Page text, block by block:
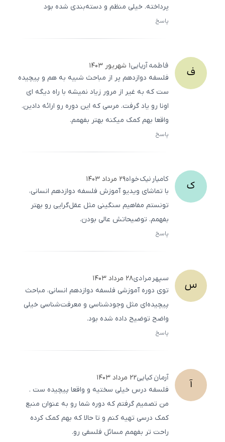
پرداخته. خیلی منظم و دسته‌بندی شده بود
پاسخ
ف فاطمهآریایی۱ شهریور ۱۴۰۳
فلسفه دوازدهم پر از مباحث شبیه به هم و پیچیده
ست که به غیر از مرور زیاد نمیشه با راه دیگه ای
اونا رو یاد گرفت. مرسی که این دوره رو ارائه دادین.
واقعا بهم کمک میکنه بهتر بفهمم.
پاسخ
ک کامیارنیک‌خواه۲۹ مرداد ۱۴۰۳
با تماشای ویدیو آموزش فلسفه دوازدهم انسانی،
تونستم مفاهیم سنگینی مثل عقل‌گرایی رو بهتر
بفهمم. توضیحاتش عالی بودن.
پاسخ
س سپهرمرادی۲۸ مرداد ۱۴۰۳
توی دوره آموزشی فلسفه دوازدهم انسانی، مباحث
پیچیده‌ای مثل وجودشناسی و معرفت‌شناسی خیلی
واضح توضیح داده شده بود.
پاسخ
آ آرمانکیایی۲۲ مرداد ۱۴۰۳
فلسفه درس خیلی سختیه و واقعا پیچیده ست .
من تصمیم گرفتم که دوره شما رو به عنوان منبع
کمک درسی تهیه کنم و تا حالا که بهم کمک کرده
راحت تر بفهمم مسائل فلسفی رو.